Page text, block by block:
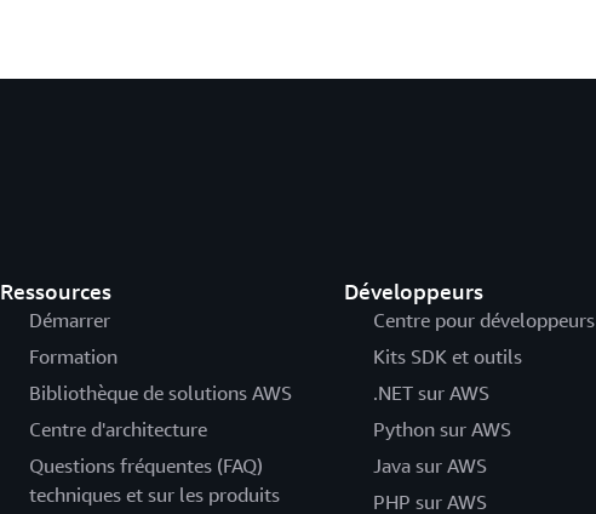
Ressources
Démarrer
Formation
Bibliothèque de solutions AWS
Centre d'architecture
Questions fréquentes (FAQ)
techniques et sur les produits
Développeurs
Centre pour développeurs
Kits SDK et outils
.NET sur AWS
Python sur AWS
Java sur AWS
PHP sur AWS